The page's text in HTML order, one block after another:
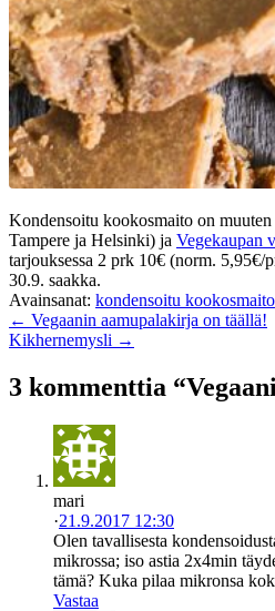
Kondensoitu kookosmaito on
Tampere ja Helsinki) ja Vegekaupan
tarjouksessa 2 prk 10€ (norm. 5,95€/
30.9. saakka.
Avainsanat: kondensoitu kookosmaito
← Vegaanin aamupalakirja on täällä!
Kikhernemysli →
3 kommenttia
mari
·21.9.2017 12:30
Olen tavallisesta
mikrossa; iso astia 2x4min
tämä? Kuka pilaa mikronsa
Vastaa